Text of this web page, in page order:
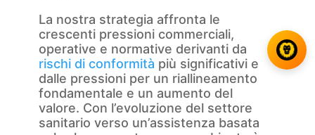
La nostra strategia affronta le
crescenti pressioni commerciali,
operative e normative derivanti da
rischi di conformità più significativi e
dalle pressioni per un riallineamento
fondamentale e un aumento del
valore. Con l’evoluzione del settore
sanitario verso un’assistenza basata